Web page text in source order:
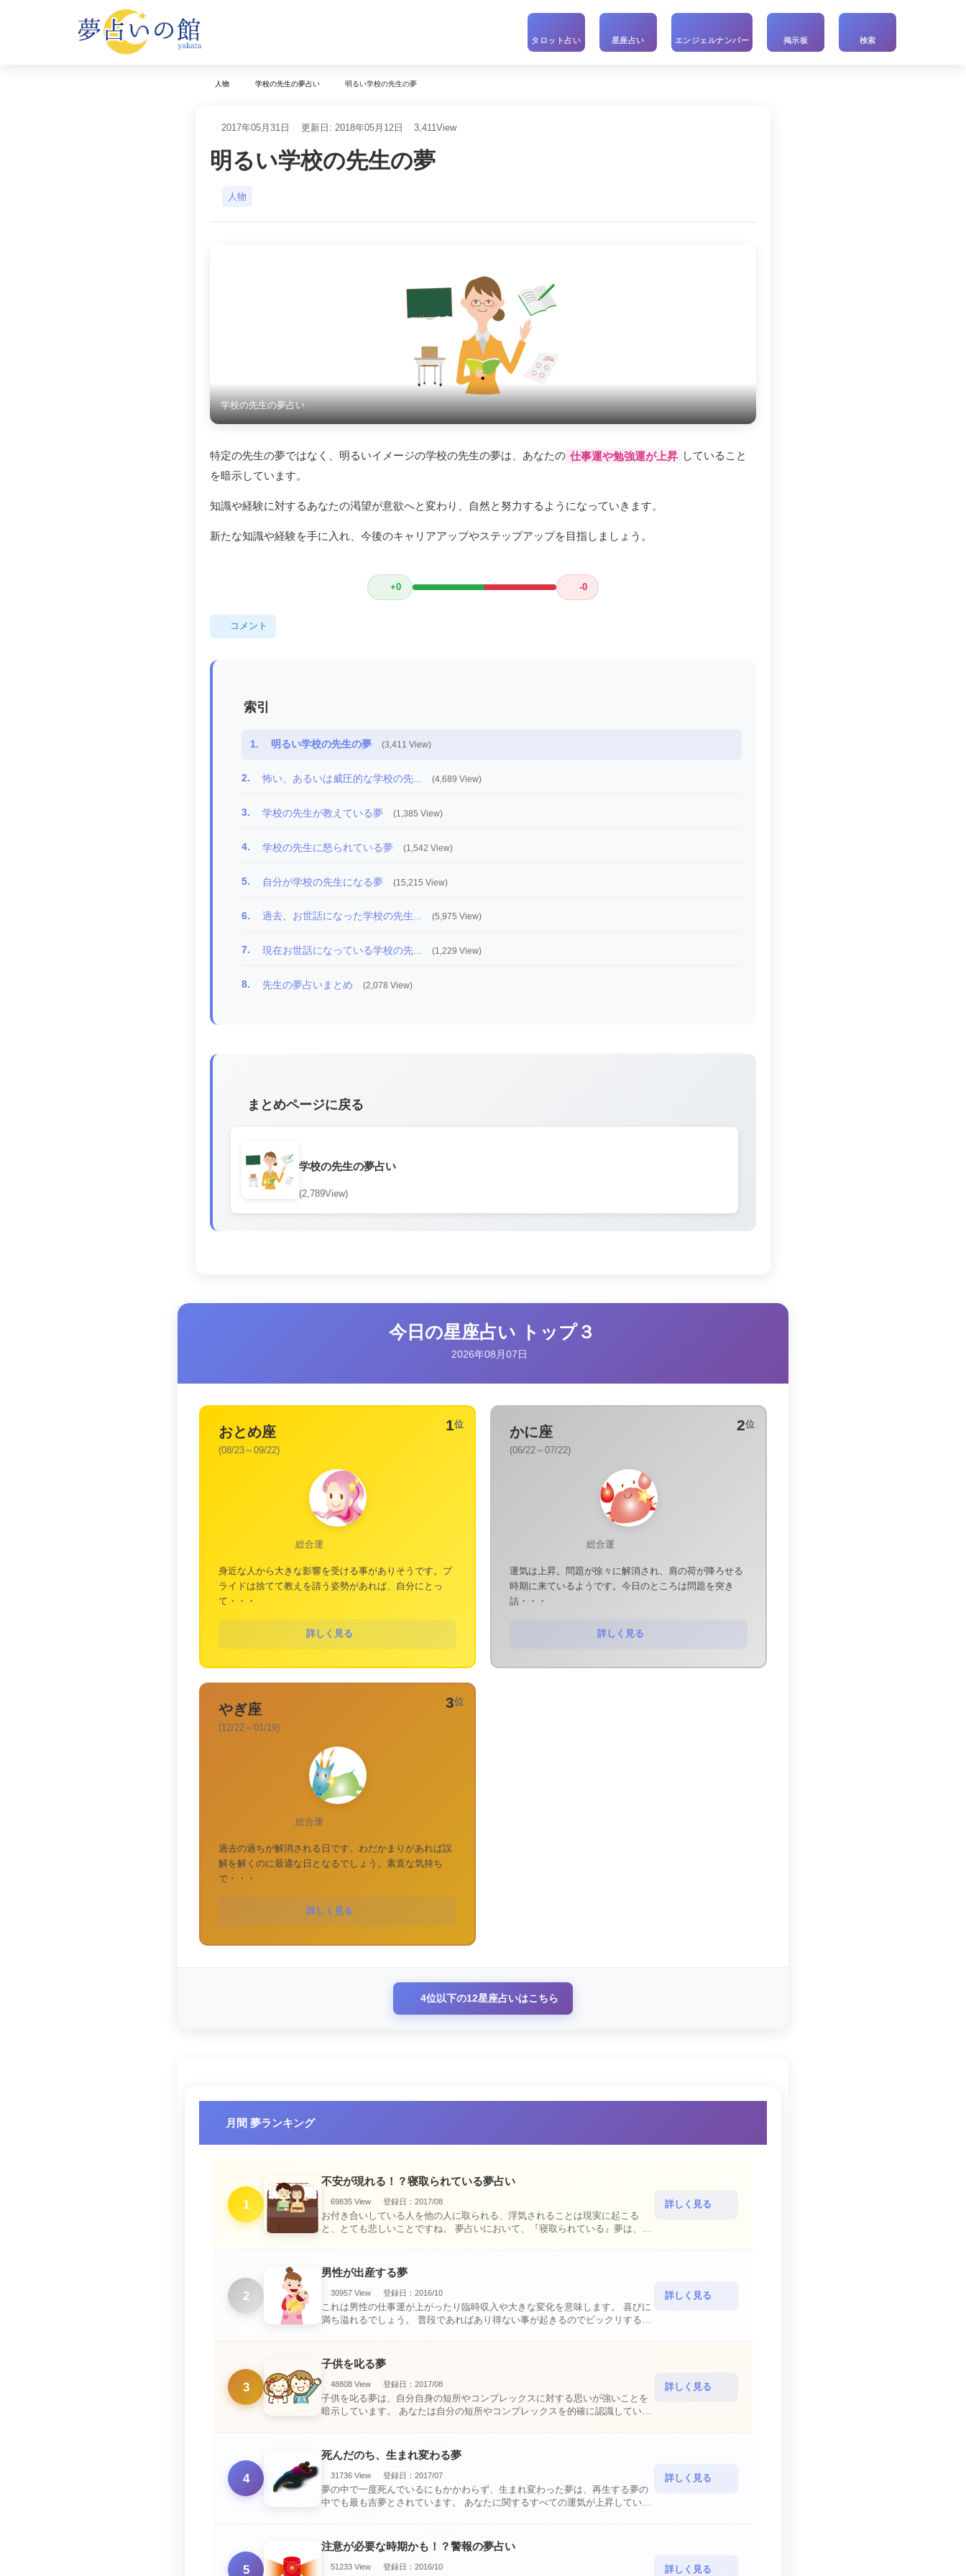
タロット占い 星座占い エンジェルナンバー 掲示板 検索
人物 学校の先生の夢占い 明るい学校の先生の夢
2017年05月31日 更新日: 2018年05月12日 3,411View
明るい学校の先生の夢
人物
学校の先生の夢占い
特定の先生の夢ではなく、明るいイメージの学校の先生の夢は、あなたの 仕事運や勉強運が上昇 していること
を暗示しています。
知識や経験に対するあなたの渇望が意欲へと変わり、自然と努力するようになっていきます。
新たな知識や経験を手に入れ、今後のキャリアアップやステップアップを目指しましょう。
+0 -0
コメント
索引
1. 明るい学校の先生の夢 (3,411 View)
2. 怖い、あるいは威圧的な学校の先... (4,689 View)
3. 学校の先生が教えている夢 (1,385 View)
4. 学校の先生に怒られている夢 (1,542 View)
5. 自分が学校の先生になる夢 (15,215 View)
6. 過去、お世話になった学校の先生... (5,975 View)
7. 現在お世話になっている学校の先... (1,229 View)
8. 先生の夢占いまとめ (2,078 View)
まとめページに戻る
学校の先生の夢占い
(2,789View)
今日の星座占い トップ３
2026年08月07日
1位
おとめ座
(08/23～09/22)
総合運
身近な人から大きな影響を受ける事がありそうです。プ
ライドは捨てて教えを請う姿勢があれば、自分にとっ
て・・・
詳しく見る
2位
かに座
(06/22～07/22)
総合運
運気は上昇。問題が徐々に解消され、肩の荷が降ろせる
時期に来ているようです。今日のところは問題を突き
詰・・・
詳しく見る
3位
やぎ座
(12/22～01/19)
総合運
過去の過ちが解消される日です。わだかまりがあれば誤
解を解くのに最適な日となるでしょう。素直な気持ち
で・・・
詳しく見る
4位以下の12星座占いはこちら
月間 夢ランキング
1
不安が現れる！？寝取られている夢占い
69835 View 登録日：2017/08
お付き合いしている人を他の人に取られる、浮気されることは現実に起こる
と、とても悲しいことですね。 夢占いにおいて、『寝取られている』夢は、現
詳しく見る
2
男性が出産する夢
30957 View 登録日：2016/10
これは男性の仕事運が上がったり臨時収入や大きな変化を意味します。 喜びに
満ち溢れるでしょう。 普段であればあり得ない事が起きるのでビックリするで
詳しく見る
3
子供を叱る夢
48808 View 登録日：2017/08
子供を叱る夢は、自分自身の短所やコンプレックスに対する思いが強いことを
暗示しています。 あなたは自分の短所やコンプレックスを的確に認識してい
詳しく見る
4
死んだのち、生まれ変わる夢
31736 View 登録日：2017/07
夢の中で一度死んでいるにもかかわらず、生まれ変わった夢は、再生する夢の
中でも最も吉夢とされています。 あなたに関するすべての運気が上昇している
詳しく見る
5
注意が必要な時期かも！？警報の夢占い
51233 View 登録日：2016/10 詳しく見る